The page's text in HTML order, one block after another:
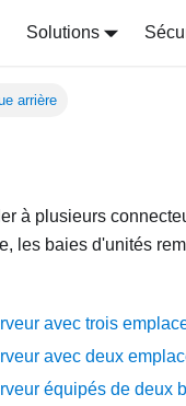
Solutions
arrière
à plusieurs
les baies d'unités
avec trois
avec deux
équipés de deux